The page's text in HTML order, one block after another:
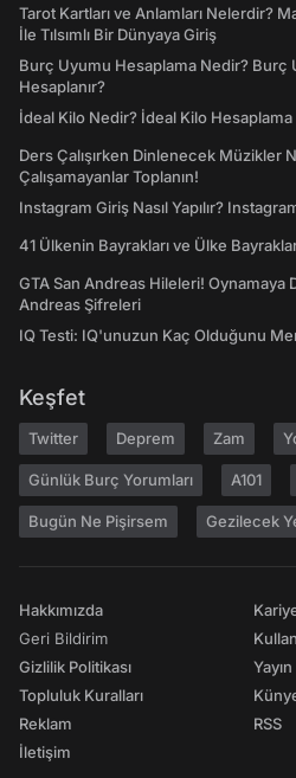
Tarot Kartları ve Anlamları Nelerdir?
İle Tılsımlı Bir Dünyaya Giriş
Burç Uyumu Hesaplama Nedir? Burç
Hesaplanır?
İdeal Kilo Nedir? İdeal Kilo Hesaplama
Ders Çalışırken Dinlenecek Müzikler
Çalışamayanlar Toplanın!
Instagram Giriş Nasıl Yapılır?
41 Ülkenin Bayrakları ve Ülke
GTA San Andreas Hileleri! Oynamaya
Andreas Şifreleri
IQ Testi: IQ'unuzun Kaç Olduğunu
Keşfet
Twitter Deprem Zam
Günlük Burç Yorumları A101
Bugün Ne Pişirsem Gezilecek
Hakkımızda
Geri Bildirim
Gizlilik Politikası
Topluluk Kuralları
Reklam
İletişim
RSS